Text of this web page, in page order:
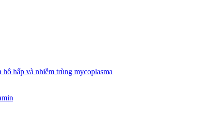
hấp và nhiễm trùng mycoplasma